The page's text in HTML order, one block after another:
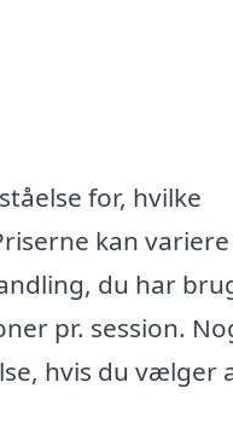
for, hvilke
kan variere
du har
pr. session.
hvis du vælger